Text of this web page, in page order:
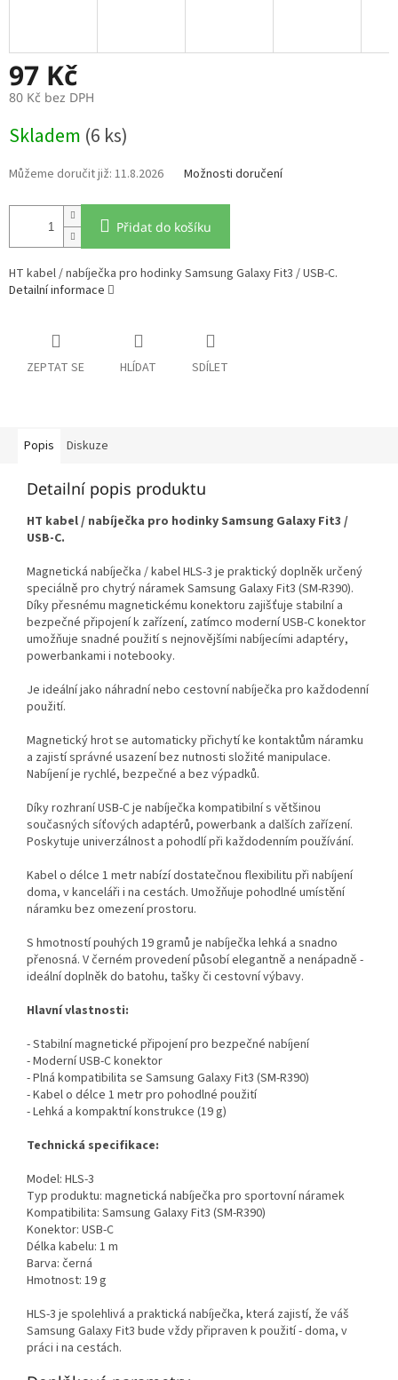
97 Kč
80 Kč bez DPH
cena:
Skladem (6 ks)
11.8.2026 Možnosti doručení
Přidat do košíku
HT kabel / nabíječka pro hodinky Samsung Galaxy Fit3 / USB-C.
Detailní informace
ZEPTAT SE HLÍDAT SDÍLET
Popis Diskuze
Detailní popis produktu
HT kabel / nabíječka pro hodinky Samsung Galaxy Fit3 /
USB-C.
Magnetická nabíječka / kabel HLS-3 je praktický doplněk určený
speciálně pro chytrý náramek Samsung Galaxy Fit3 (SM-R390).
Díky přesnému magnetickému konektoru zajišťuje stabilní a
bezpečné připojení k zařízení, zatímco moderní USB-C konektor
umožňuje snadné použití s nejnovějšími nabíjecími adaptéry,
powerbankami i notebooky.
Je ideální jako náhradní nebo cestovní nabíječka pro každodenní
použití.
Magnetický hrot se automaticky přichytí ke kontaktům náramku
a zajistí správné usazení bez nutnosti složité manipulace.
Nabíjení je rychlé, bezpečné a bez výpadků.
Díky rozhraní USB-C je nabíječka kompatibilní s většinou
současných síťových adaptérů, powerbank a dalších zařízení.
Poskytuje univerzálnost a pohodlí při každodenním používání.
Kabel o délce 1 metr nabízí dostatečnou flexibilitu při nabíjení
doma, v kanceláři i na cestách. Umožňuje pohodlné umístění
náramku bez omezení prostoru.
S hmotností pouhých 19 gramů je nabíječka lehká a snadno
přenosná. V černém provedení působí elegantně a nenápadně -
ideální doplněk do batohu, tašky či cestovní výbavy.
Hlavní vlastnosti:
- Stabilní magnetické připojení pro bezpečné nabíjení
- Moderní USB-C konektor
- Plná kompatibilita se Samsung Galaxy Fit3 (SM-R390)
- Kabel o délce 1 metr pro pohodlné použití
- Lehká a kompaktní konstrukce (19 g)
Technická specifikace:
Model: HLS-3
Typ produktu: magnetická nabíječka pro sportovní náramek
Kompatibilita: Samsung Galaxy Fit3 (SM-R390)
Konektor: USB-C
Délka kabelu: 1 m
Barva: černá
Hmotnost: 19 g
HLS-3 je spolehlivá a praktická nabíječka, která zajistí, že váš
Samsung Galaxy Fit3 bude vždy připraven k použití - doma, v
práci i na cestách.